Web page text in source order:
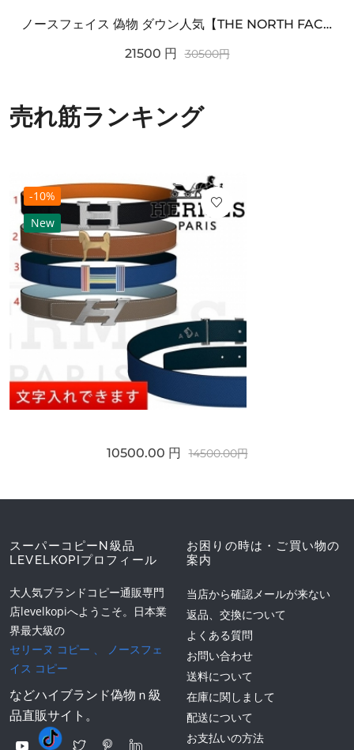
ノースフェイス 偽物 ダウン人気【THE NORTH FACE】M'S 7 SUMMIT HIM...
21500 円 30500円
売れ筋ランキング
-10%
New
10500.00 円 14500.00円
スーパーコピーN級品
LEVELKOPIプロフィール
大人気ブランドコピー通販専門
店levelkopiへようこそ。日本業
界最大級の
セリーヌ コピー 、
ノースフェ
イス コピー
などハイブランド偽物ｎ級
品直販サイト。
お困りの時は・ご買い物の
案内
当店から確認メールが来ない
返品、交換について
よくある質問
お問い合わせ
送料について
在庫に関しまして
配送について
お支払いの方法